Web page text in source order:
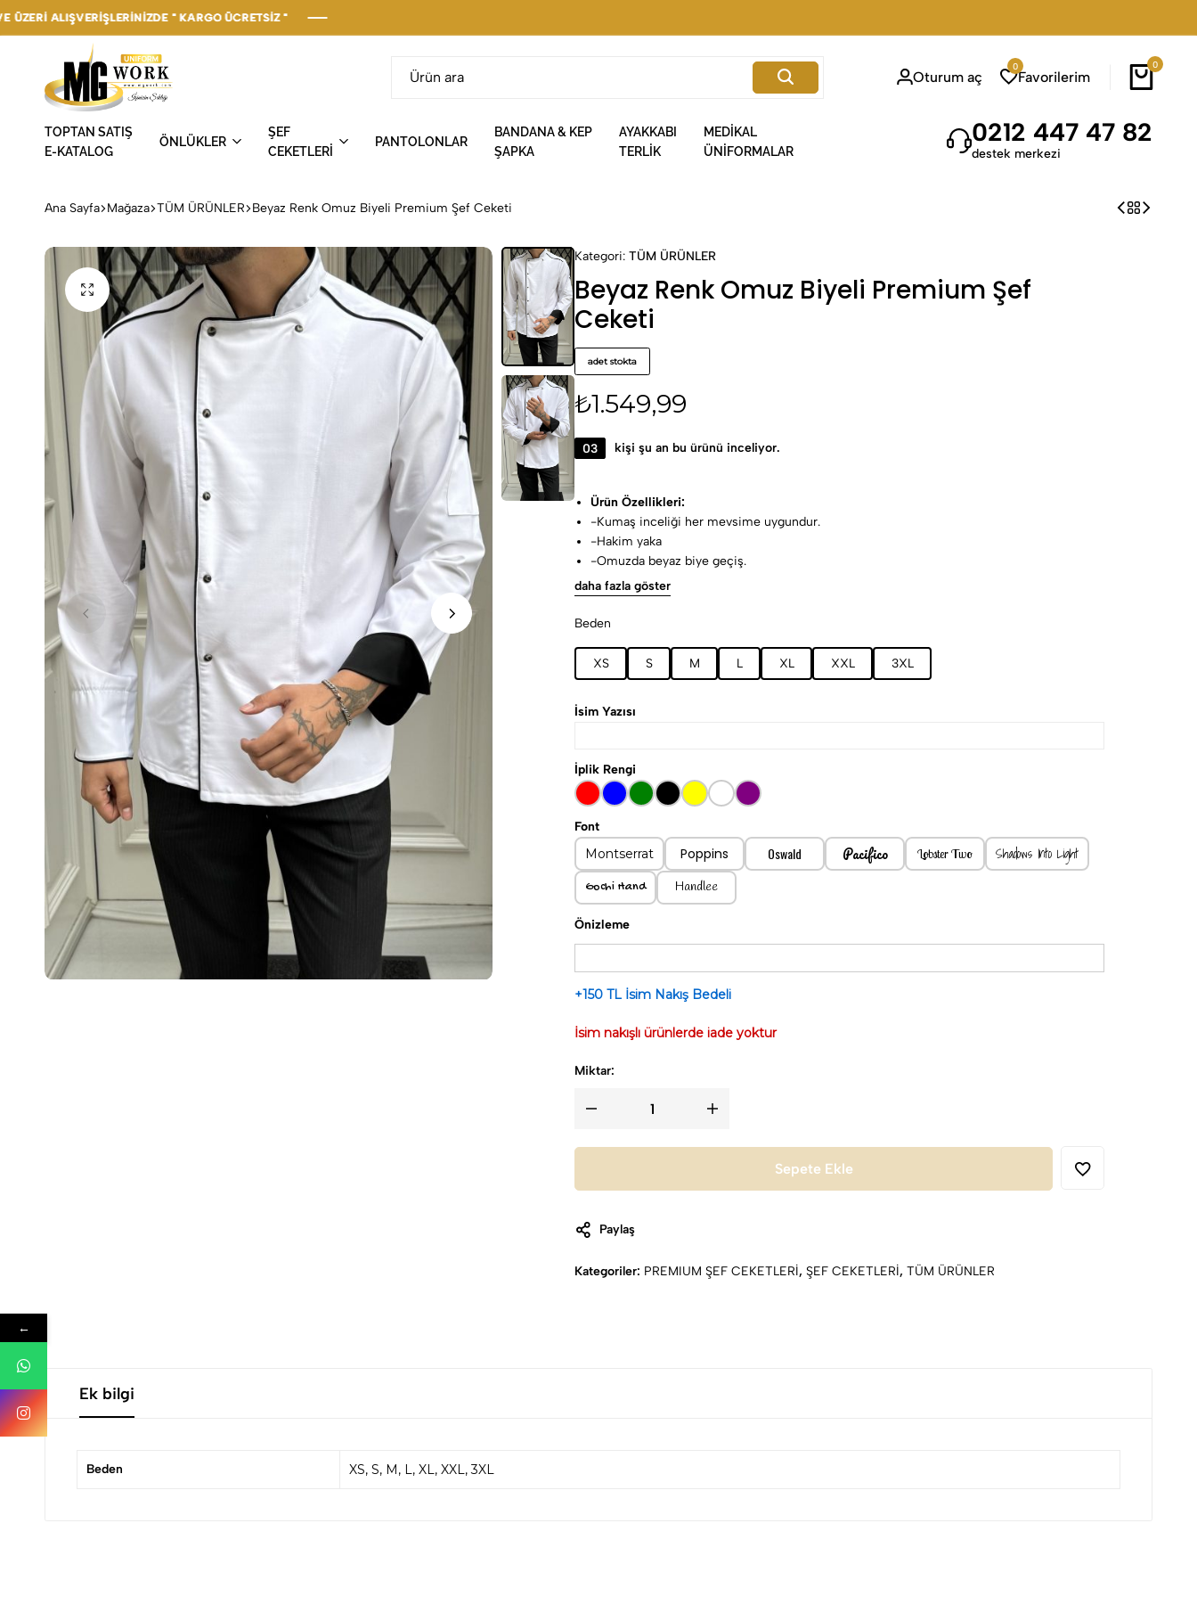
" KARGO ÜCRETSİZ "
" KARGO ÜCRETSİZ "
" KARGO ÜCRETSİZ "
" KARGO ÜCRETSİZ "
" KARGO ÜCRETSİZ "
Uniform
Şıklığı
Oturum aç
0
Favorilerim
0
TOPTAN SATIŞ
E-KATALOG
ÖNLÜKLER
ŞEF
CEKETLERİ
PANTOLONLAR
BANDANA & KEP
ŞAPKA
AYAKKABI
TERLİK
MEDİKAL
ÜNİFORMALAR
0212 447 47 82
destek merkezi
Ana Sayfa Mağaza TÜM ÜRÜNLER Beyaz Renk Omuz Biyeli Premium Şef Ceketi
Kategori: TÜM ÜRÜNLER
Beyaz Renk Omuz Biyeli Premium Şef
Ceketi
adet stokta
₺1.549,99
03 kişi şu an bu ürünü inceliyor.
Ürün Özellikleri:
-Kumaş inceliği her mevsime uygundur.
-Hakim yaka
-Omuzda beyaz biye geçiş.
Kol ucu beyaz iç manşet.
-Sol kolda kalem ve cımbız cebi.
-Lekelere karşı dayanaklı, kolay ütülenebilir kumaş.
%65 polyester,%30 viscon %5 lyc
Yıkama talimatları:
Ağartıcı kullanılmaz.
daha fazla göster
Beden
XS S M L XL XXL 3XL
İsim Yazısı
İplik Rengi
Font
Montserrat Poppins Oswald Pacifico Lobster Two Shadows Into Light
Gochi Hand Handlee
Önizleme
+150 TL İsim Nakış Bedeli
İsim nakışlı ürünlerde iade yoktur
Miktar:
Sepete Ekle
Paylaş
Kategoriler: PREMIUM ŞEF CEKETLERİ, ŞEF CEKETLERİ, TÜM ÜRÜNLER
Ek bilgi
Beden XS, S, M, L, XL, XXL, 3XL
←